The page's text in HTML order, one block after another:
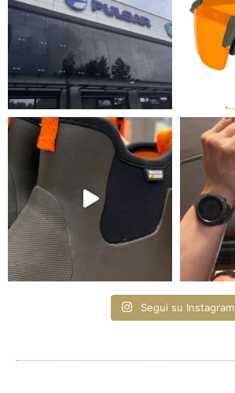
Segui su Instagram